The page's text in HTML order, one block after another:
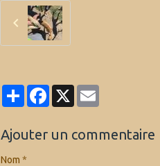
PartagerFacebook
X
Ajouter un commentaire
Nom